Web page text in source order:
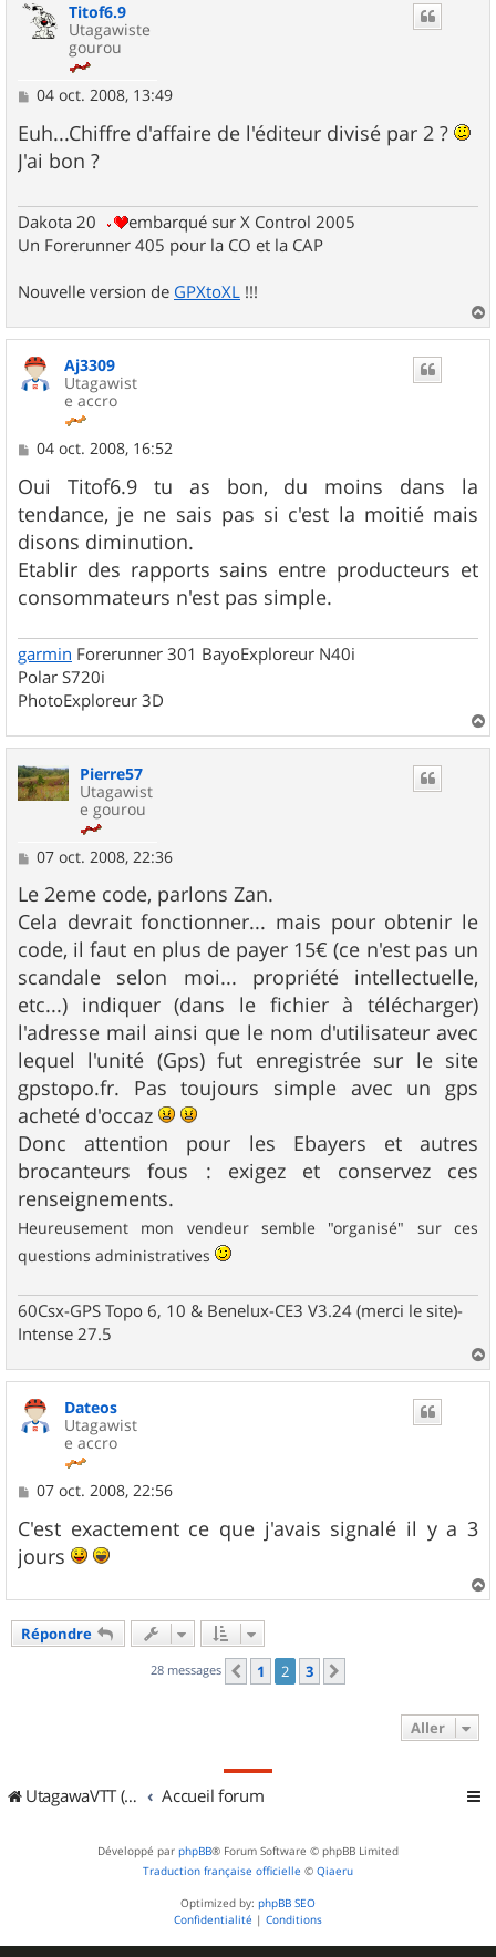
Titof6.9
Utagawiste
gourou
M
s
s
a
04 oct. 2008, 13:49
Euh...Chiffre d'affaire de l'éditeur divisé par 2 ?
J'ai bon ?
Dakota 20
embarqué sur X Control 2005
Un Forerunner 405 pour la CO et la CAP
Nouvelle version de GPXtoXL !!!
a
Aj3309
Utagawist
e accro
M
s
s
a
g
e
04 oct. 2008, 16:52
Oui Titof6.9 tu as bon, du moins dans la
tendance, je ne sais pas si c'est la moitié mais
disons diminution.
Etablir des rapports sains entre producteurs et
consommateurs n'est pas simple.
garmin Forerunner 301 BayoExploreur N40i
Polar S720i
PhotoExploreur 3D
a
Pierre57
Utagawist
e gourou
M
s
s
a
g
e
07 oct. 2008, 22:36
Le 2eme code, parlons Zan.
Cela devrait fonctionner... mais pour obtenir le
code, il faut en plus de payer 15€ (ce n'est pas un
scandale selon moi... propriété intellectuelle,
etc...) indiquer (dans le fichier à télécharger)
l'adresse mail ainsi que le nom d'utilisateur avec
lequel l'unité (Gps) fut enregistrée sur le site
gpstopo.fr. Pas toujours simple avec un gps
acheté d'occaz
Donc attention pour les Ebayers et autres
brocanteurs fous : exigez et conservez ces
renseignements.
Heureusement mon vendeur semble "organisé" sur ces
questions administratives
60Csx-GPS Topo 6, 10 & Benelux-CE3 V3.24 (merci le site)-
Intense 27.5
a
Dateos
Utagawist
e accro
M
s
s
a
e
07 oct. 2008, 22:56
C'est exactement ce que j'avais signalé il y a 3
jours
a
Répondre
28 messages Précédent
1 2 3
Aller
UtagawaVTT (Randos VTT et VTTAE avec traces GPS) Accueil forum
Développé par phpBB® Forum Software © phpBB Limited
Traduction française officielle © Qiaeru
Optimized by: phpBB SEO
Confidentialité | Conditions